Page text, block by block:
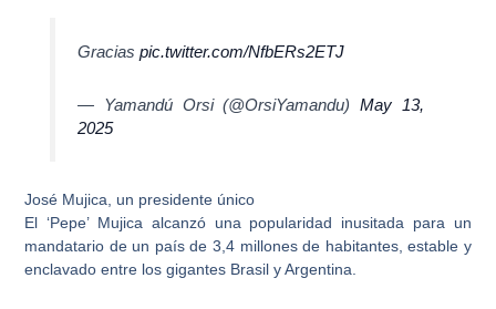
Graciaspic.twitter.com/NfbERs2ETJ
— Yamandú Orsi (@OrsiYamandu) May 13,
2025
José Mujica, un presidente único
El ‘Pepe’ Mujica alcanzó una popularidad inusitada para un
mandatario de un país de 3,4 millones de habitantes, estable y
enclavado entre los gigantes Brasil y Argentina.